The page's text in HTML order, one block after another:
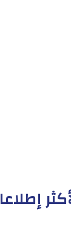
إطلاعا